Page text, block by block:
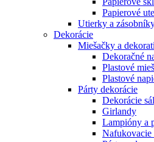
Papierové
Utierky a
Dekorácie
Miešačky a
Dekoračné
Plastové
Plastové
Párty dekorácie
Dekorácie
Girlandy
Lampióny a
Nafukovacie